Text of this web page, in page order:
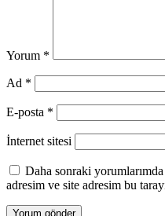
Yorum *
Ad *
E-posta *
İnternet sitesi
Daha sonraki
adresim ve site adresim bu